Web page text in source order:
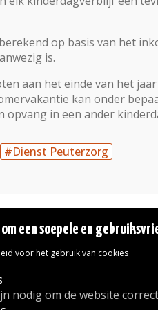
op basis van het
is.
aan het einde van het
kan onder
opvang in een ander
#Dienst Peuterzorg
een soepele en
voor het gebruik van cookies
nodig om de website